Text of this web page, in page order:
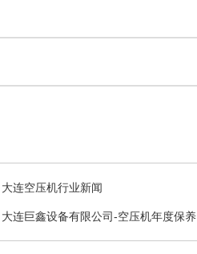
大连空压机行业新闻
大连巨鑫设备有限公司-空压机年度保养